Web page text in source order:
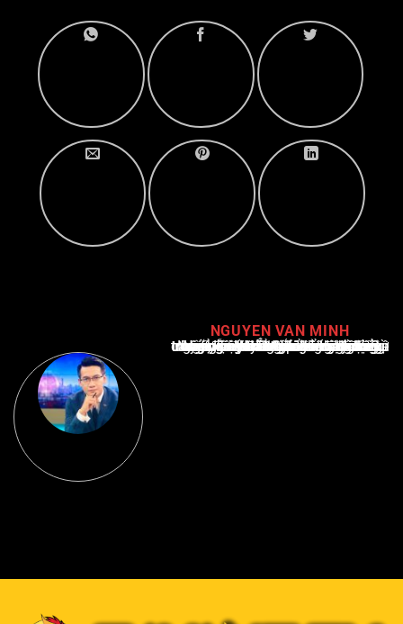
NGUYEN VAN MINH
Nguyễn Văn Minh là một trong những chuyên gia hàng đầu về báo cáo tin tức thể thao tại Việt Nam, với hơn 10 năm hoạt động trong ngành. Ông có kiến thức sâu rộng và kinh nghiệm đáng kể trong việc phân tích và báo cáo về các sự kiện thể thao hàng đầu. Sự hiểu biết sâu sắc của ông về ngành này đã giúp ông xây dựng uy tín và danh tiếng trong cộng đồng báo chí thể thao.